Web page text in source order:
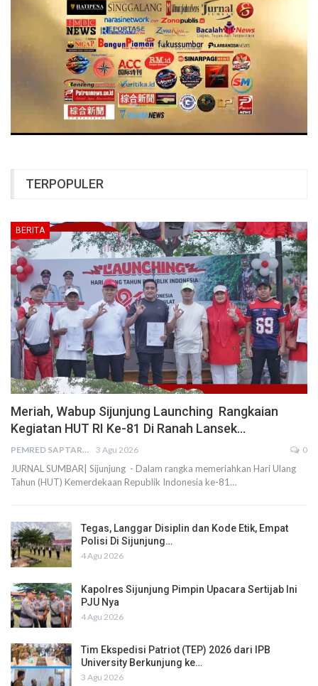
TERPOPULER
BERITA
Meriah, Wabup Sijunjung Launching Rangkaian
Kegiatan HUT RI Ke-81 Di Ranah Lansek…
PEMRED SAPTARIUS 3 Agu 2026 0
JURNAL SUMBAR| Sijunjung - Dalam rangka memeriahkan Hari Ulang
Tahun (HUT) Kemerdekaan Republik Indonesia ke-81…
Tegas, Langgar Disiplin dan Kode Etik, Empat
Polisi Di Sijunjung…
4 Agu 2026
Kapolres Sijunjung Pimpin Upacara Sertijab Ini
PJU Nya
4 Agu 2026
Tim Ekspedisi Patriot (TEP) 2026 dari IPB
University Berkunjung ke…
3 Agu 2026